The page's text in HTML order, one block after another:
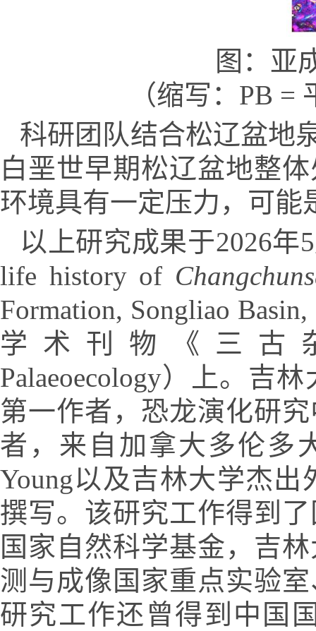
图：亚
（缩写：PB
科研团队结合松辽盆地
白垩世早期松辽盆地整
环境具有一定压力，可能
以上研究成果于2026年
life history of
Formation, Songliao
学术刊物《三古杂志
Palaeoecology）上。吉
第一作者，恐龙演化研
者，来自加拿大多伦多
Young以及吉林大学杰出
撰写。该研究工作得到
国家自然科学基金，吉
测与成像国家重点实验
研究工作还曾得到中国